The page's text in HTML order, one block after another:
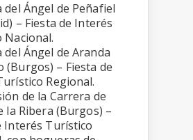
del Ángel de Peñafiel
– Fiesta de Interés
del Ángel de Aranda
(Burgos) – Fiesta de
Regional.
de la Carrera de
la Ribera (Burgos) –
Interés Turístico